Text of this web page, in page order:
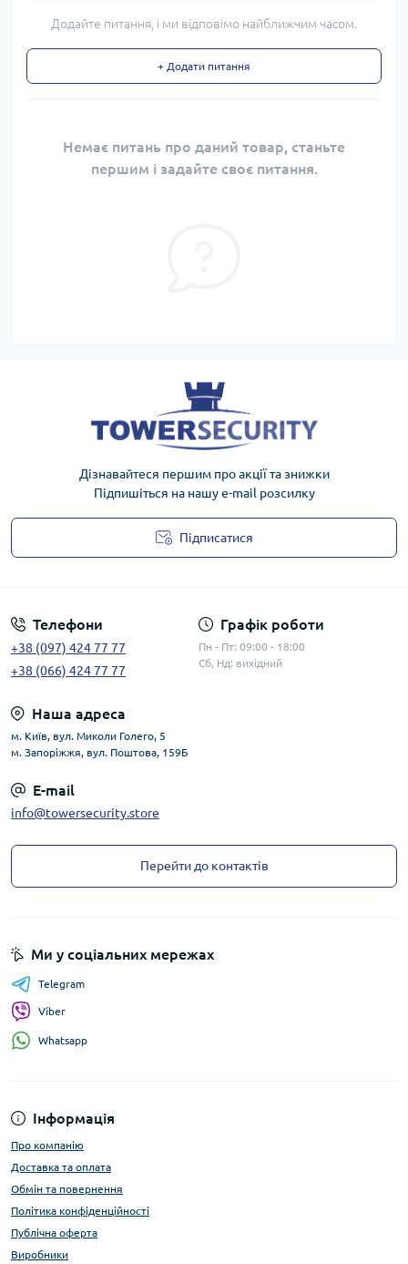
Додайте питання, і ми відповімо найближчим часом.
+ Додати питання
Немає питань про даний товар, станьте
першим і задайте своє питання.
Дізнавайтеся першим про акції та знижки
Підпишіться на нашу e-mail розсилку
Підписатися
Телефони
+38 (097) 424 77 77
+38 (066) 424 77 77
Графік роботи
Пн - Пт: 09:00 - 18:00
Сб, Нд: вихідний
Наша адреса
м. Київ, вул. Миколи Голего, 5
м. Запоріжжя, вул. Поштова, 159Б
E-mail
info@towersecurity.store
Перейти до контактів
Інформація
Про компанію
Доставка та оплата
Обмін та повернення
Політика конфіденційності
Публічна оферта
Виробники
Ми у соціальних мережах
Telegram
Viber
Whatsapp